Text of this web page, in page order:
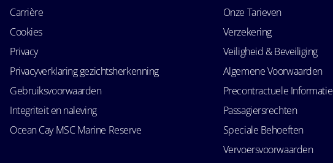
Carrière
Cookies
Privacy
Privacyverklaring gezichtsherkenning
Gebruiksvoorwaarden
Integriteit en naleving
Ocean Cay MSC Marine Reserve
Onze Tarieven
Verzekering
Veiligheid & Beveiliging
Algemene Voorwaarden
Precontractuele Informatie
Passagiersrechten
Speciale Behoeften
Vervoersvoorwaarden